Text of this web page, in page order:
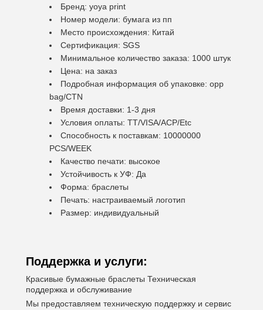
Бренд: yoya print
Номер модели: бумага из пп
Место происхождения: Китай
Сертификация: SGS
Минимальное количество заказа: 1000 штук
Цена: на заказ
Подробная информация об упаковке: opp
bag/CTN
Время доставки: 1-3 дня
Условия оплаты: TT/VISA/ACP/Etc
Способность к поставкам: 10000000
PCS/WEEK
Качество печати: высокое
Устойчивость к УФ: Да
Форма: браслеты
Печать: настраиваемый логотип
Размер: индивидуальный
Поддержка и услуги:
Красивые бумажные браслеты Техническая
поддержка и обслуживание
Мы предоставляем техническую поддержку и сервис